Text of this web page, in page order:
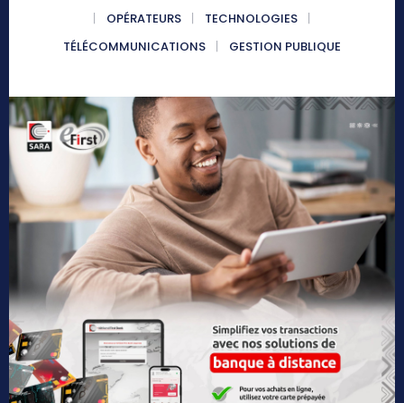
OPÉRATEURS
TECHNOLOGIES
TÉLÉCOMMUNICATIONS
GESTION PUBLIQUE